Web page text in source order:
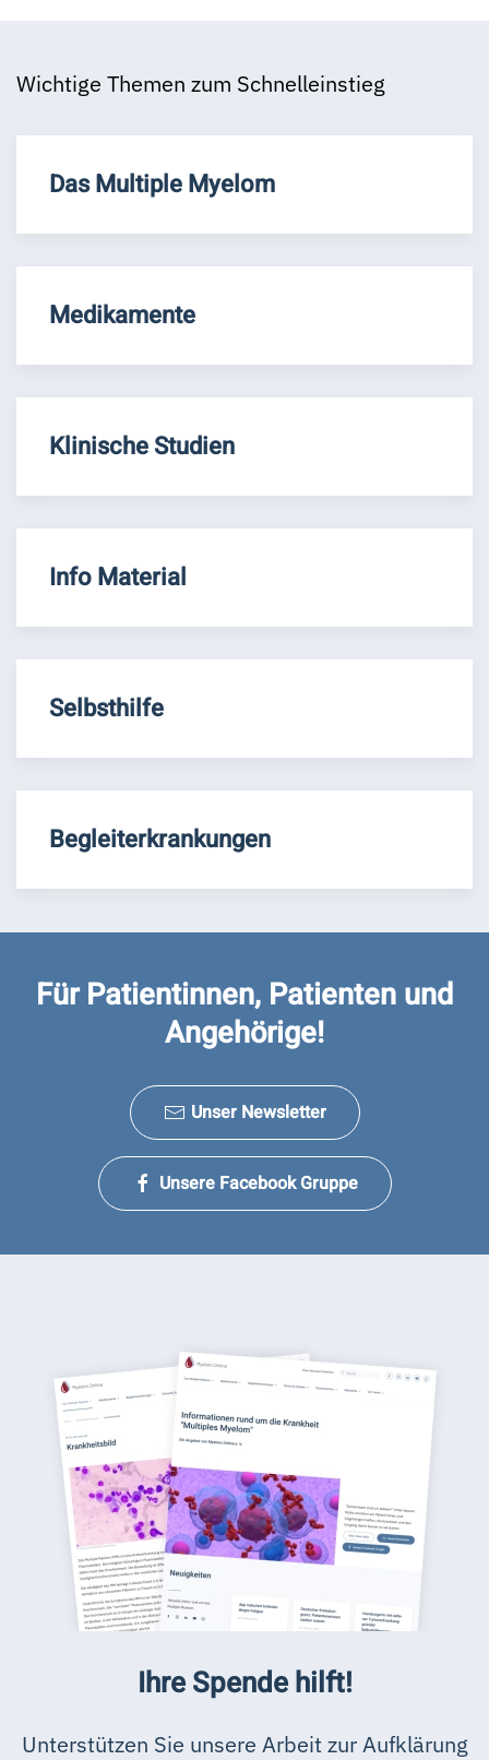
Wichtige Themen zum Schnelleinstieg
Das Multiple Myelom
Medikamente
Klinische Studien
Info Material
Selbsthilfe
Begleiterkrankungen
Für Patientinnen, Patienten und
Angehörige!
Unser Newsletter
Unsere Facebook Gruppe
Ihre Spende hilft!
Unterstützen Sie unsere Arbeit zur Aufklärung